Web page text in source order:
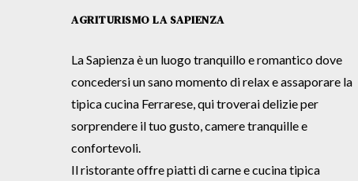
AGRITURISMO LA SAPIENZA
La Sapienza è un luogo tranquillo e romantico dove
concedersi un sano momento di relax e assaporare la
tipica cucina Ferrarese, qui troverai delizie per
sorprendere il tuo gusto, camere tranquille e
confortevoli.
Il ristorante offre piatti di carne e cucina tipica